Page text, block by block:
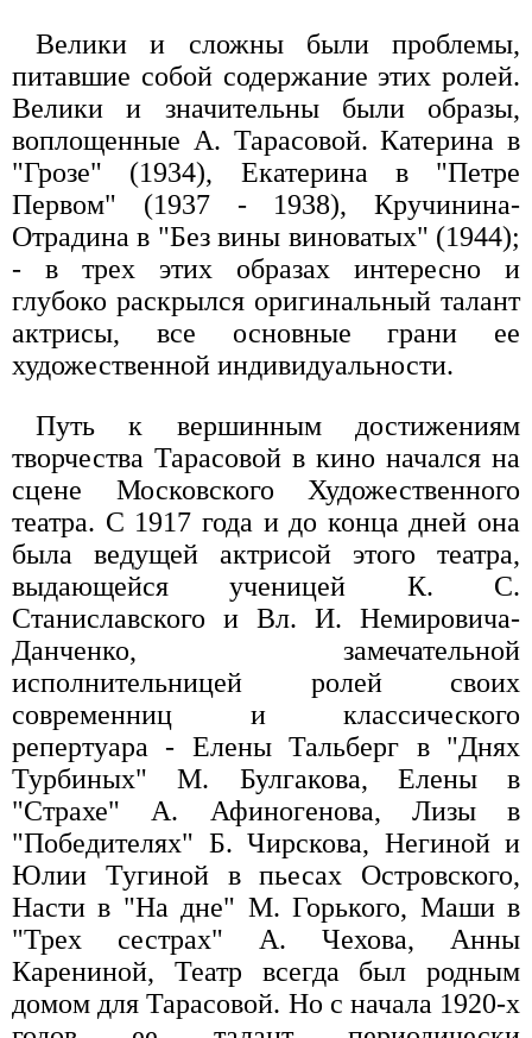
Велики и сложны были проблемы,
питавшие собой содержание этих ролей.
Велики и значительны были образы,
воплощенные А. Тарасовой. Катерина в
"Грозе" (1934), Екатерина в "Петре
Первом" (1937 - 1938), Кручинина-
Отрадина в "Без вины виноватых" (1944);
- в трех этих образах интересно и
глубоко раскрылся оригинальный талант
актрисы, все основные грани ее
художественной индивидуальности.
Путь к вершинным достижениям
творчества Тарасовой в кино начался на
сцене Московского Художественного
театра. С 1917 года и до конца дней она
была ведущей актрисой этого театра,
выдающейся ученицей К. С.
Станиславского и Вл. И. Немировича-
Данченко, замечательной
исполнительницей ролей своих
современниц и классического
репертуара - Елены Тальберг в "Днях
Турбиных" М. Булгакова, Елены в
"Страхе" А. Афиногенова, Лизы в
"Победителях" Б. Чирскова, Негиной и
Юлии Тугиной в пьесах Островского,
Насти в "На дне" М. Горького, Маши в
"Трех сестрах" А. Чехова, Анны
Карениной, Театр всегда был родным
домом для Тарасовой. Но с начала 1920-х